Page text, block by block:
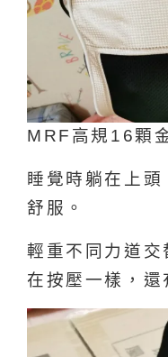
MRF高規16顆
睡覺時躺在上
舒服。
輕重不同力道
在按壓一樣，